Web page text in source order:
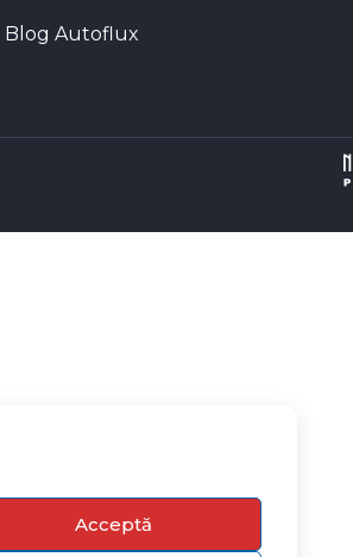
Acceptă
Blog Autoflux